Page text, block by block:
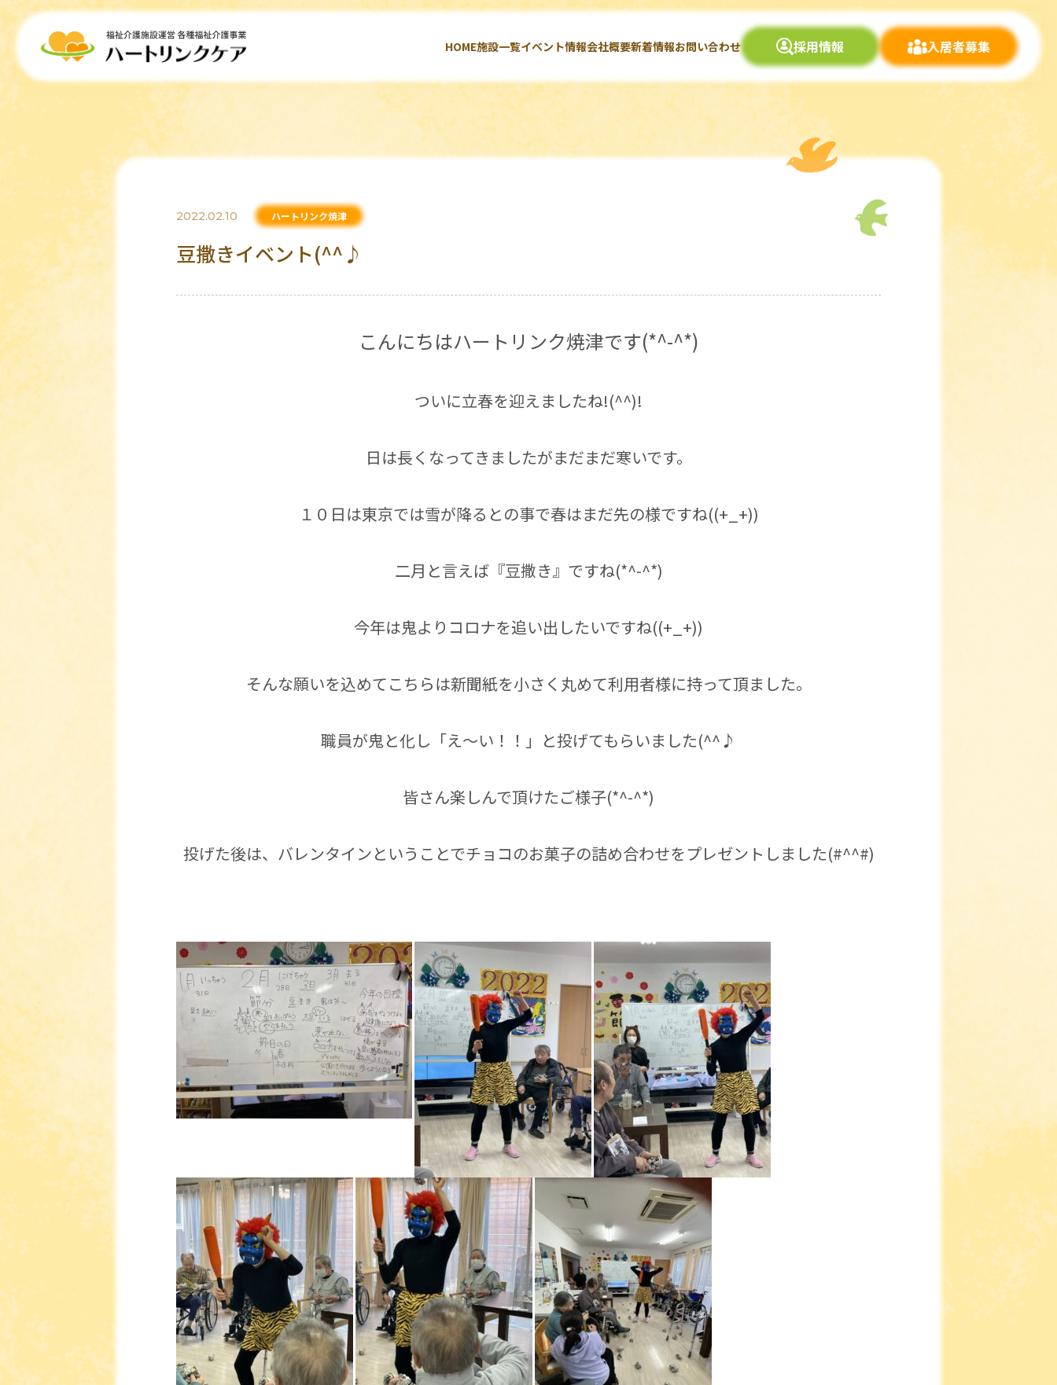
HOME施設一覧イベント情報会社概要新着情報お問い合わせ 採用情報 入居者募集
2022.02.10 ハートリンク焼津
豆撒きイベント(^^♪
こんにちはハートリンク焼津です(*^-^*)
ついに立春を迎えましたね!(^^)!
日は長くなってきましたがまだまだ寒いです。
１０日は東京では雪が降るとの事で春はまだ先の様ですね((+_+))
二月と言えば『豆撒き』ですね(*^-^*)
今年は鬼よりコロナを追い出したいですね((+_+))
そんな願いを込めてこちらは新聞紙を小さく丸めて利用者様に持って頂ました。
職員が鬼と化し「え～い！！」と投げてもらいました(^^♪
皆さん楽しんで頂けたご様子(*^-^*)
投げた後は、バレンタインということでチョコのお菓子の詰め合わせをプレゼントしました(#^^#)